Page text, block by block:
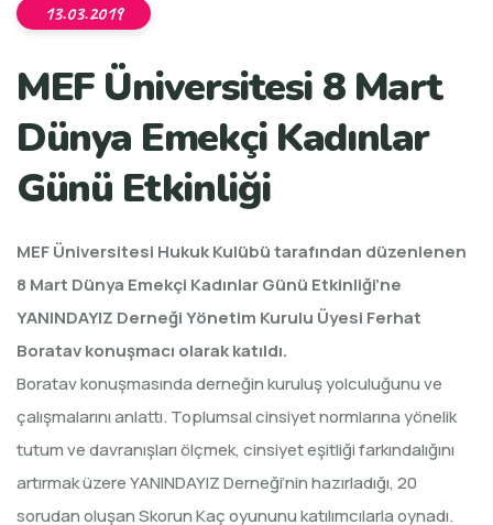
13.03.2019
MEF Üniversitesi 8 Mart
Dünya Emekçi Kadınlar
Günü Etkinliği
MEF Üniversitesi Hukuk Kulübü tarafından düzenlenen
8 Mart Dünya Emekçi Kadınlar Günü Etkinliği’ne
YANINDAYIZ Derneği Yönetim Kurulu Üyesi Ferhat
Boratav konuşmacı olarak katıldı.
Boratav konuşmasında derneğin kuruluş yolculuğunu ve
çalışmalarını anlattı. Toplumsal cinsiyet normlarına yönelik
tutum ve davranışları ölçmek, cinsiyet eşitliği farkındalığını
artırmak üzere YANINDAYIZ Derneği’nin hazırladığı, 20
sorudan oluşan Skorun Kaç oyununu katılımcılarla oynadı.